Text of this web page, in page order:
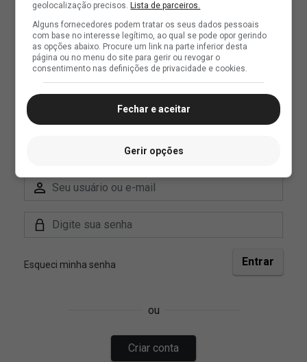
geolocalização precisos. Lista de parceiros.
Alguns fornecedores podem tratar os seus dados pessoais
com base no interesse legítimo, ao qual se pode opor gerindo
as opções abaixo. Procure um link na parte inferior desta
página ou no menu do site para gerir ou revogar o
consentimento nas definições de privacidade e cookies.
Fechar e aceitar
Gerir opções